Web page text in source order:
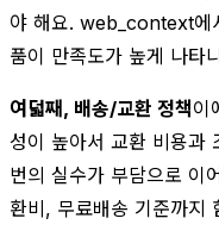
야 해요. web_context에
품이 만족도가 높게 나타
여덟째, 배송/교환 정책이
성이 높아서 교환 비용과
번의 실수가 부담으로 이
환비, 무료배송 기준까지